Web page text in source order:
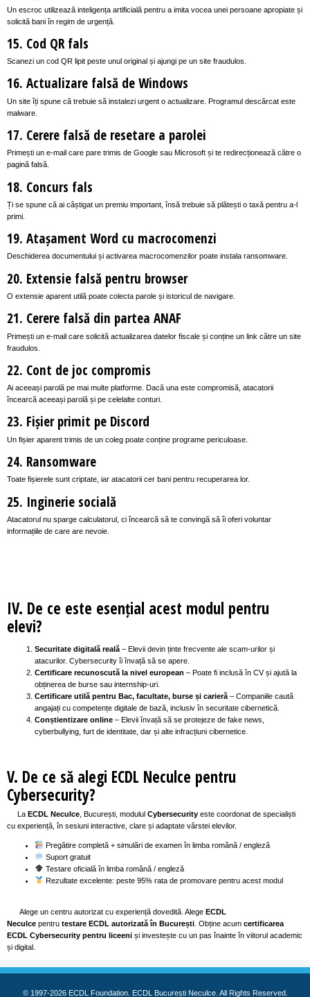
Un escroc utilizează inteligența artificială pentru a imita vocea unei persoane apropiate și
solicită bani în regim de urgență.
15. Cod QR fals
Scanezi un cod QR lipit peste unul original și ajungi pe un site fraudulos.
16. Actualizare falsă de Windows
Un site îți spune că trebuie să instalezi urgent o actualizare. Programul descărcat este
malware.
17. Cerere falsă de resetare a parolei
Primești un e-mail care pare trimis de Google sau Microsoft și te redirecționează către o
pagină falsă.
18. Concurs fals
Ți se spune că ai câștigat un premiu important, însă trebuie să plătești o taxă pentru a-l
primi.
19. Atașament Word cu macrocomenzi
Deschiderea documentului și activarea macrocomenzilor poate instala ransomware.
20. Extensie falsă pentru browser
O extensie aparent utilă poate colecta parole și istoricul de navigare.
21. Cerere falsă din partea ANAF
Primești un e-mail care solicită actualizarea datelor fiscale și conține un link către un site
fraudulos.
22. Cont de joc compromis
Ai aceeași parolă pe mai multe platforme. Dacă una este compromisă, atacatorii
încearcă aceeași parolă și pe celelalte conturi.
23. Fișier primit pe Discord
Un fișier aparent trimis de un coleg poate conține programe periculoase.
24. Ransomware
Toate fișierele sunt criptate, iar atacatorii cer bani pentru recuperarea lor.
25. Inginerie socială
Atacatorul nu sparge calculatorul, ci încearcă să te convingă să îi oferi voluntar
informațiile de care are nevoie.
IV. De ce este esențial acest modul pentru
elevi?
Securitate digitală reală – Elevii devin ținte frecvente ale scam-urilor și
atacurilor. Cybersecurity îi învață să se apere.
Certificare recunoscută la nivel european – Poate fi inclusă în CV și ajută la
obținerea de burse sau internship-uri.
Certificare utilă pentru Bac, facultate, burse și carieră – Companiile caută
angajați cu competențe digitale de bază, inclusiv în securitate cibernetică.
Conștientizare online – Elevii învață să se protejeze de fake news,
cyberbullying, furt de identitate, dar și alte infracțiuni cibernetice.
V. De ce să alegi ECDL Neculce pentru
Cybersecurity?
La ECDL Neculce , București, modulul Cybersecurity este coordonat de specialiști
cu experiență, în sesiuni interactive, clare și adaptate vârstei elevilor.
Pregătire completă + simulări de examen în limba română / engleză
Suport gratuit
Testare oficială în limba română / engleză
Rezultate excelente: peste 95% rata de promovare pentru acest modul
Alege un centru autorizat cu experiență dovedită. Alege ECDL
Neculce pentru testare ECDL autorizată în București. Obține acum certificarea
ECDL Cybersecurity pentru liceeni și investește cu un pas înainte în viitorul academic
și digital.
© 1997-2026 ECDL Foundation. ECDL București Neculce. All Rights Reserved.